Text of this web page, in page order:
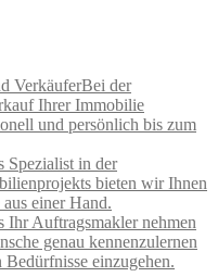
VerkäuferBei der
Ihrer Immobilie
und persönlich bis zum
Spezialist in der
bieten wir Ihnen
einer Hand.
Ihr Auftragsmakler nehmen
genau kennenzulernen
einzugehen.